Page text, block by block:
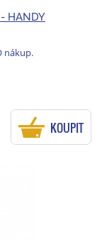
- HANDY
nákup.
KOUPIT